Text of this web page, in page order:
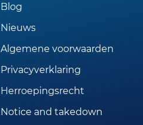
Blog
Nieuws
Algemene voorwaarden
Privacyverklaring
Herroepingsrecht
Notice and takedown